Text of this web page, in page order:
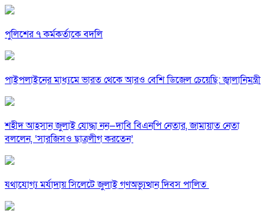
পুলিশের ৭ কর্মকর্তাকে বদলি
পাইপলাইনের মাধ্যমে ভারত থেকে আরও বেশি ডিজেল চেয়েছি: জ্বালানিমন্ত্রী
শহীদ আহসান জুলাই যোদ্ধা নন—দাবি বিএনপি নেতার, জামায়াত নেতা
বললেন, ‘সারজিসও ছাত্রলীগ করতেন’
যথাযোগ্য মর্যাদায় সিলেটে জুলাই গণঅভ্যুত্থান দিবস পালিত